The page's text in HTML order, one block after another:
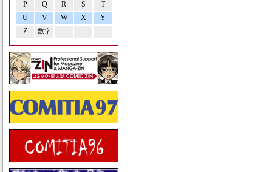
P Q R S
T
U
V W X
Y
Z
数字